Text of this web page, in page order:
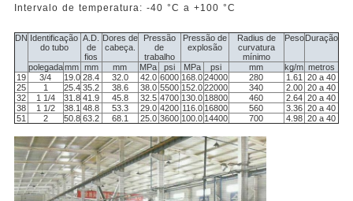
Intervalo de temperatura: -40 °C a +100 °C
DN
Identificação
do tubo
A.D.
de
fios
Dores de
cabeça.
Pressão
de
trabalho
Pressão de
explosão
Radius de
curvatura
mínimo
Peso Duração
polegada mm mm mm MPa psi MPa psi mm kg/m metros
19
3/4 19.0 28.4 32.0 42.0 6000 168.0 24000 280 1.61 20 a 40
25
1 25.4 35.2 38.6 38.0 5500 152.0 22000 340 2.00 20 a 40
32
1 1/4 31.8 41.9 45.8 32.5 4700 130.0 18800 460 2.64 20 a 40
38
1 1/2 38.1 48.8 53.3 29.0 4200 116.0 16800 560 3.36 20 a 40
51
2 50.8 63.2 68.1 25.0 3600 100.0 14400 700 4.98 20 a 40